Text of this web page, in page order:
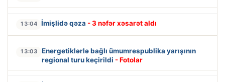
13:04 İmişlidə qəza - 3 nəfər xəsarət aldı
13:03
Energetiklərlə bağlı ümumrespublika yarışının
regional turu keçirildi - Fotolar